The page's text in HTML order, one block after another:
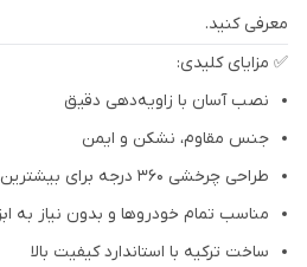
معرفی کنید.
✅ مزایای کلیدی:
نصب آسان با زاویه‌دهی دقیق
جنس مقاوم، نشکن و ایمن
طراحی چرخشی ۳۶۰ درجه برای بیشترین دید ممکن
مناسب تمام خودروها و بدون نیاز به
ساخت ترکیه با استاندارد کیفیت بالا